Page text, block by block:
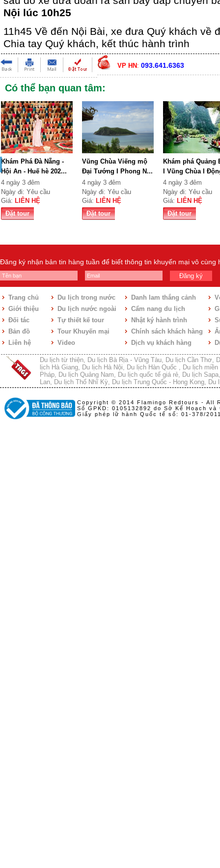
Nội lúc 10h25
11h45 Về đến Nội Bài, xe đưa Quý khách về
Chia tay Quý khách, kết thúc hành trình
VP HN : 093.641.6363
Có thể bạn quan tâm:
Khám Phá Đà Nẵng -
Hội An - Huế hè 202...
4 ngày 3 đêm
Ngày đi: Yêu cầu
Giá: LIÊN HỆ
Đặt tour
Vũng Chùa Viếng mộ
Đại Tướng I Phong N...
4 ngày 3 đêm
Ngày đi: Yêu cầu
Giá: LIÊN HỆ
Đặt tour
Khám phá Quảng
I Vũng Chùa I
4 ngày 3 đêm
Ngày đi: Yêu cầu
Giá: LIÊN HỆ
Đặt tour
Đăng ký nhận bản tin hàng tuần để biết thông tin khuyến mại vô cùng
Đăng ký
Trang chủ
Giới thiệu
Đối tác
Bản đồ
Liên hệ
Du lịch trong nước
Du lịch nước ngoài
Tự thiết kế tour
Tour Khuyến mại
Video
Danh lam thắng cảnh
Cẩm nang du lịch
Nhật ký hành trình
Chính sách khách hàng
Dịch vụ khách hàng
Du lịch từ thiện Du lịch Bà Rịa - Vũng Tàu Du lịch Cần Thơ
lịch Hà Giang
Du lịch Hà Nội Du lịch Hàn Quốc
Du lịch miền
Pháp
Du lịch Quảng Nam Du lịch quốc tế giá rẻ Du lịch Sapa
Lan
Du lịch Thổ Nhĩ Kỳ Du lịch Trung Quốc - Hong Kong Du
Copyright © 2014 Flamingo Redtours - All
Số GPKD: 0105132892 do Sở Kế Hoạch
Giấy phép lữ hành Quốc tế số: 01-378/